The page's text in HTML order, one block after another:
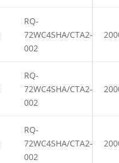
RQ-
72WC4SHA/CTA2-
002
RQ-
72WC4SHA/CTA2-
002
RQ-
72WC4SHA/CTA2-
002